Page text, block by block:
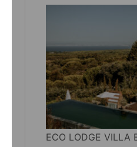
ECO LODGE VILLA